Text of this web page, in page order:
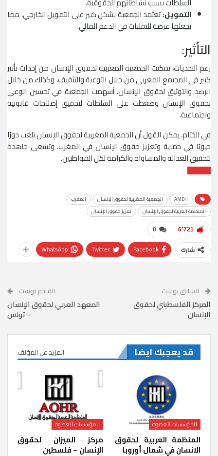
التمويل:تعتمد الجمعية بشكل كبير على التمويل الخارجي، مما
يجعلها عرضة للتقلبات في الدعم المالي.
التأثير:
رغم التحديات، تمكنت الجمعية المغربية لحقوق الإنسان من إحداث تأثير
كبير في المجتمع المغربي من خلال التوعية والتثقيف، وكذلك من خلال
الرصد والتوثيق لحقوق الإنسان. أسهمت الجمعية في تحسين الوعي
بحقوق الإنسان وضغطت على السلطات لتحقيق إصلاحات قانونية
واجتماعية.
في الختام، يمكن القول أن الجمعية المغربية لحقوق الإنسان تلعب دورًا
حيويًا في حماية وتعزيز حقوق الإنسان في المغرب، وتسعى جاهدة
لتحقيق العدالة والمساواة والكرامة لكل المواطنين.
AMDH الجمعية المغربية لحقوق الإنسان
المغرب
المنظمة العربية لحقوق الإنسان
تعزيز حقوق الإنسان
0 6٬721
شارك Facebook
Twitter
WhatsApp
السابق بوست
المركز الفلسطيني لحقوق
الإنسان
القادم بوست
المعهد العربي لحقوق الإنسان
– تونس
قد يعجبك ايضا المزيد عن المؤلف
المؤسسات العضوة
المنظمة العربية لحقوق
الانسان في شمال أوروبا
المؤسسات العضوة
مركز الميزان لحقوق
الإنسان – فلسطين